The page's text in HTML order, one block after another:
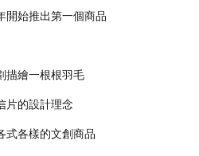
開始推出第一個商品
描繪一根根羽毛
片的設計理念
式各樣的文創商品